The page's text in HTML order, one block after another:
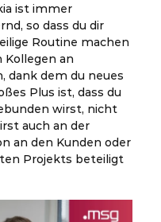
ist immer
so dass du dir
Routine machen
an
dank dem du neues
Plus ist, dass du
wirst, nicht
auch an der
an den Kunden oder
Projekts beteiligt